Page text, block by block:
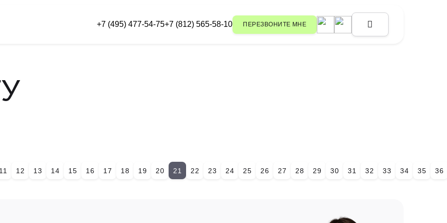
+7 (495) 477-54-75+7 (812) 565-58-10 ПЕРЕЗВОНИТЕ МНЕ
11 12 13 14 15 16 17 18 19 20 21 22 23 24 25 26 27 28 29 30 31 32 33 34 35 36